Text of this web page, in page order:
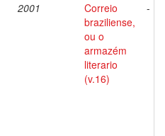
2001
Correio
braziliense,
ou o
armazém
literario
(v.16)
-